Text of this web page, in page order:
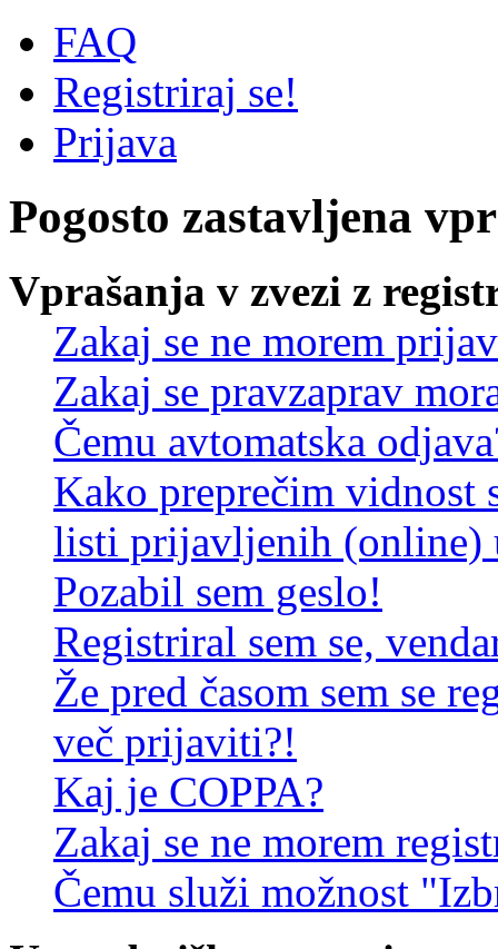
FAQ
Registriraj se!
Prijava
Pogosto zastavljena
Vprašanja v zvezi z
Zakaj se ne morem
Zakaj se pravzaprav
Čemu avtomatska
Kako preprečim vidnost
listi prijavljenih (online)
Pozabil sem geslo!
Registriral sem se,
Že pred časom sem se
več prijaviti?!
Kaj je COPPA?
Zakaj se ne morem
Čemu služi možnost